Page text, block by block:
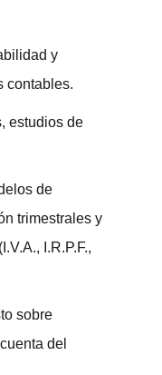
y
contables.
estudios de
de
trimestrales y
I.R.P.F.,
sobre
del